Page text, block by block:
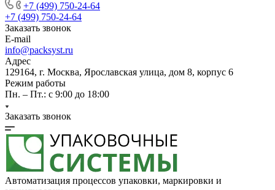
+7 (499) 750-24-64
+7 (499) 750-24-64
Заказать звонок
E-mail
info@packsyst.ru
Адрес
129164, г. Москва, Ярославская улица, дом 8, корпус 6
Режим работы
Пн. – Пт.: с 9:00 до 18:00
Заказать звонок
Автоматизация процессов упаковки, маркировки и